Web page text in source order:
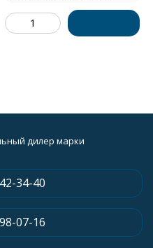
дилер марки
34-40
07-16